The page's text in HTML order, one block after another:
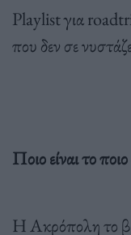
Playlist για
που δεν σε
Ποιο είναι το
Η Ακρόπολη το